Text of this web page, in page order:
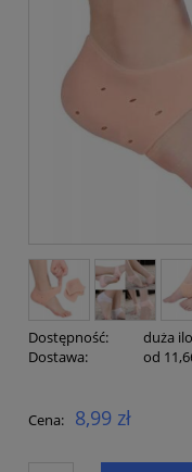
Dostępność:
duża
Dostawa:
od
Cena nie zawiera
Cena: 8,99 zł